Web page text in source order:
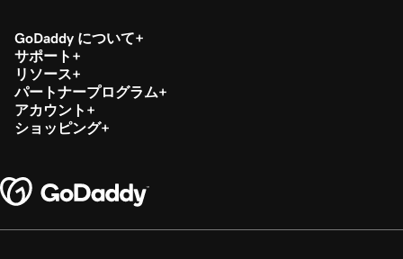
GoDaddy について
サポート
リソース
パートナープログラム
アカウント
ショッピング